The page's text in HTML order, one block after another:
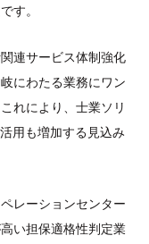
す。
連サービス体制強化
にわたる業務にワン
れにより、士業ソリ
用も増加する見込み
レーションセンター
い担保適格性判定業